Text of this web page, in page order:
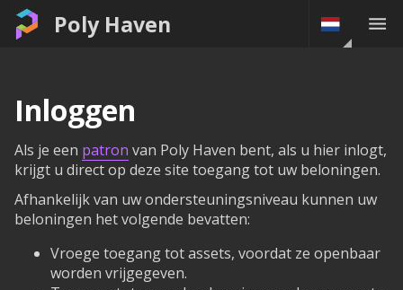
Poly Haven
Inloggen
Als je een patron van Poly Haven bent, als u hier inlogt,
krijgt u direct op deze site toegang tot uw beloningen.
Afhankelijk van uw ondersteuningsniveau kunnen uw
beloningen het volgende bevatten:
Vroege toegang tot assets, voordat ze openbaar
worden vrijgegeven.